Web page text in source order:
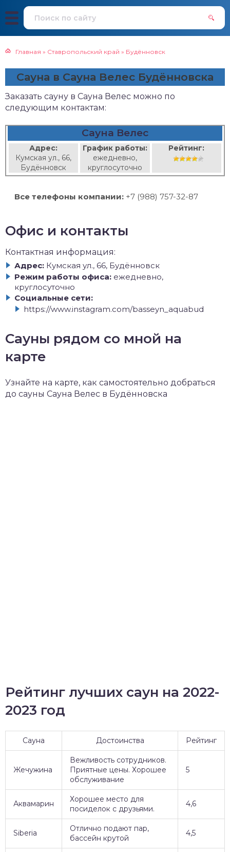
Главная » Ставропольский край » Будённовск
Сауна в Сауна Велес Будённовска
Заказать сауну в Сауна Велес можно по
следующим контактам:
Сауна Велес
Адрес:
Кумская ул., 66,
Будённовск
График работы:
ежедневно,
круглосуточно
Рейтинг:
Все телефоны компании: +7 (988) 757-32-87
Офис и контакты
Контактная информация:
Адрес: Кумская ул., 66, Будённовск
Режим работы офиса: ежедневно,
круглосуточно
Социальные сети:
https://www.instagram.com/basseyn_aquabud
Сауны рядом со мной на
карте
Узнайте на карте, как самостоятельно добраться
до сауны Сауна Велес в Будённовска
Рейтинг лучших саун на 2022-
2023 год
Сауна Достоинства Рейтинг
Жечужина
Вежливость сотрудников.
Приятные цены. Хорошее
обслуживание
5
Аквамарин
Хорошее место для
посиделок с друзьями.
4,6
Siberia
Отлично подают пар,
бассейн крутой
4,5